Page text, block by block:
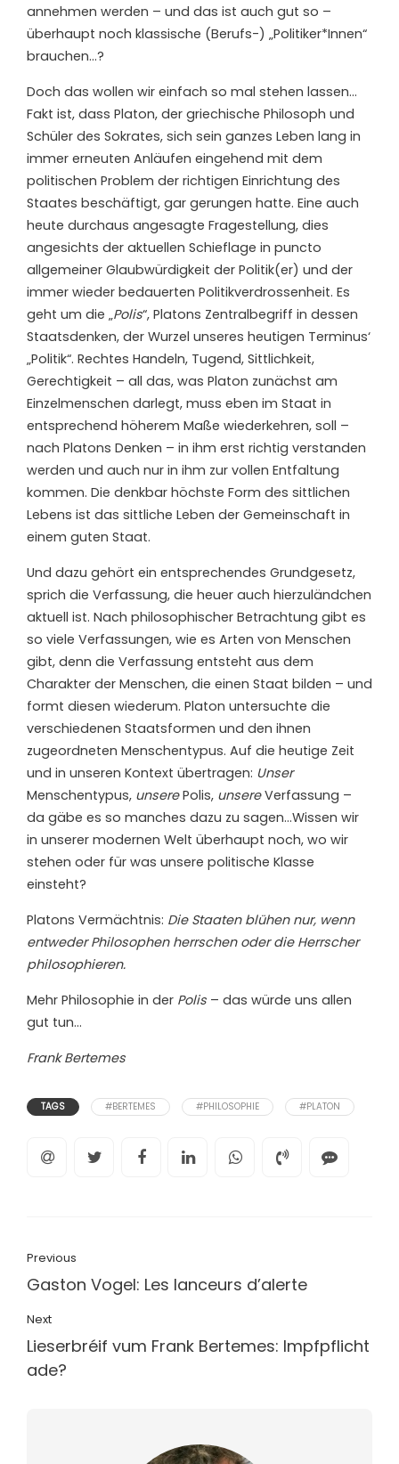
annehmen werden – und das ist auch gut so –
überhaupt noch klassische (Berufs-) „Politiker*Innen“
brauchen…?
Doch das wollen wir einfach so mal stehen lassen…
Fakt ist, dass Platon, der griechische Philosoph und
Schüler des Sokrates, sich sein ganzes Leben lang in
immer erneuten Anläufen eingehend mit dem
politischen Problem der richtigen Einrichtung des
Staates beschäftigt, gar gerungen hatte. Eine auch
heute durchaus angesagte Fragestellung, dies
angesichts der aktuellen Schieflage in puncto
allgemeiner Glaubwürdigkeit der Politik(er) und der
immer wieder bedauerten Politikverdrossenheit. Es
geht um die „Polis“, Platons Zentralbegriff in dessen
Staatsdenken, der Wurzel unseres heutigen Terminus‘
„Politik“. Rechtes Handeln, Tugend, Sittlichkeit,
Gerechtigkeit – all das, was Platon zunächst am
Einzelmenschen darlegt, muss eben im Staat in
entsprechend höherem Maße wiederkehren, soll –
nach Platons Denken – in ihm erst richtig verstanden
werden und auch nur in ihm zur vollen Entfaltung
kommen. Die denkbar höchste Form des sittlichen
Lebens ist das sittliche Leben der Gemeinschaft in
einem guten Staat.
Und dazu gehört ein entsprechendes Grundgesetz,
sprich die Verfassung, die heuer auch hierzuländchen
aktuell ist. Nach philosophischer Betrachtung gibt es
so viele Verfassungen, wie es Arten von Menschen
gibt, denn die Verfassung entsteht aus dem
Charakter der Menschen, die einen Staat bilden – und
formt diesen wiederum. Platon untersuchte die
verschiedenen Staatsformen und den ihnen
zugeordneten Menschentypus. Auf die heutige Zeit
und in unseren Kontext übertragen: Unser
Menschentypus, unserePolis, unsereVerfassung –
da gäbe es so manches dazu zu sagen…Wissen wir
in unserer modernen Welt überhaupt noch, wo wir
stehen oder für was unsere politische Klasse
einsteht?
Platons Vermächtnis: Die Staaten blühen nur, wenn
entweder Philosophen herrschen oder die Herrscher
philosophieren.
Mehr Philosophie in der Polis – das würde uns allen
gut tun…
Frank Bertemes
TAGS #BERTEMES #PHILOSOPHIE #PLATON
Previous
Gaston Vogel: Les lanceurs d’alerte
Next
Lieserbréif vum Frank Bertemes: Impfpflicht
ade?